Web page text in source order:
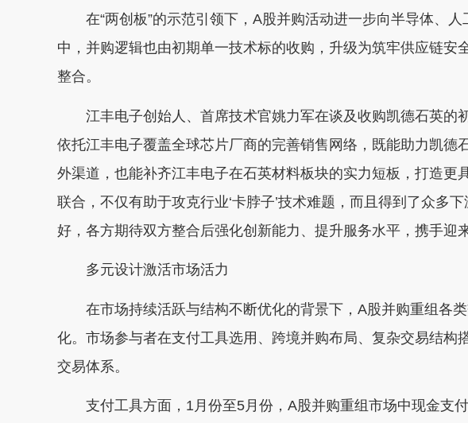
在“两创板”的示范引领下，A股并购活动进一步向半导体、人
中，并购逻辑也由初期单一技术标的收购，升级为筑牢供应链安
整合。
江丰电子创始人、首席技术官姚力军在谈及收购凯德石英的
依托江丰电子覆盖全球芯片厂商的完善销售网络，既能助力凯德
外渠道，也能补齐江丰电子在石英材料板块的实力短板，打造更
联合，不仅有助于攻克行业‘卡脖子’技术难题，而且得到了众多
好，各方期待双方整合后强化创新能力、提升服务水平，携手迎
多元设计激活市场活力
在市场持续活跃与结构不断优化的背景下，A股并购重组各类
化。市场参与者在支付工具选用、跨境并购布局、复杂交易结构
交易体系。
支付工具方面，1月份至5月份，A股并购重组市场中现金支